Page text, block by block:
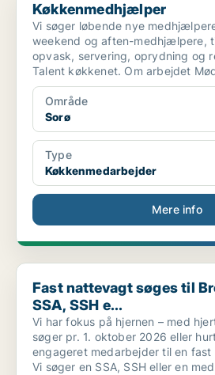
Køkkenmedhjælper
Vi søger løbende nye
weekend og aften-medhjælpere,
opvask, servering, oprydning og
Talent køkkenet. Om
Område
Sorø
Type
Køkkenmedarbejder
Mere info
Fast nattevagt søges til
Fast nattevagt søges til
SSA, SSH e...
Vi har fokus på hjernen – med
søger pr. 1. oktober 2026 eller
engageret medarbejder til en
Vi søger en SSA, SSH eller en